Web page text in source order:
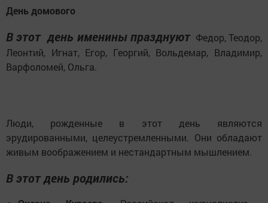
День домового
В этот день именины празднуютФедор, Теодор,
Леонтий, Игнат, Егор, Георгий, Вольдемар, Владимир,
Варфоломей, Ольга.
Люди, рожденные в этот день являются
эрудированными, целеустремленными. Они обладают
живым воображением и нестандартным мышлением.
В этот день родились: